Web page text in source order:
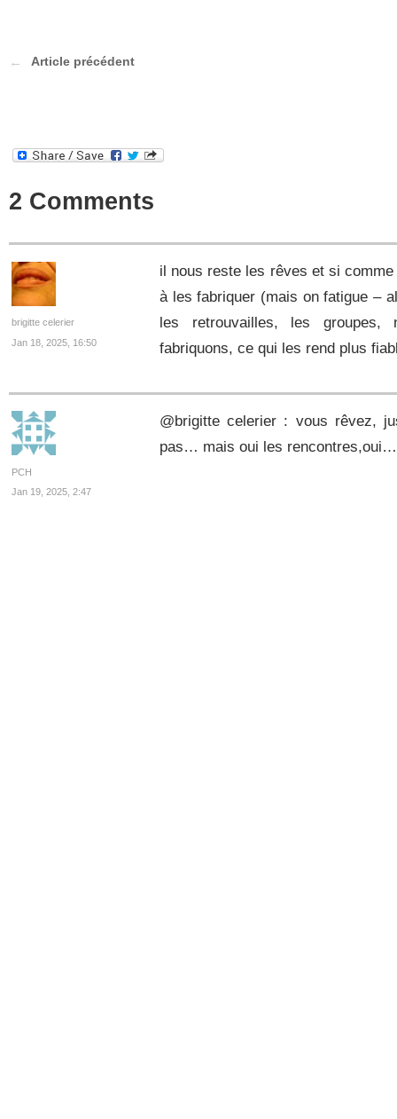
Article précédent
2 Comments
brigitte celerier
Jan 18, 2025, 16:50
il nous reste les rêves et si
à les fabriquer (mais on fatigue –
les retrouvailles, les
fabriquons, ce qui les rend plus
PCH
Jan 19, 2025, 2:47
@brigitte celerier : vous rêvez,
pas… mais oui les